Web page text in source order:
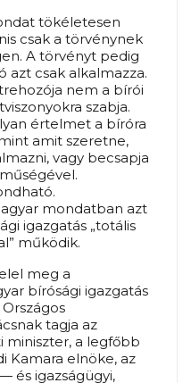
tökéletesen
csak a törvénynek
A törvényt pedig
azt csak alkalmazza.
nem a bírói
szabja.
értelmet a bíróra
amit szeretne,
vagy becsapja
mondatban azt
igazgatás „totális
működik.
meg a
bírósági igazgatás
tagja az
miniszter, a legfőbb
Kamara elnöke, az
és igazságügyi,